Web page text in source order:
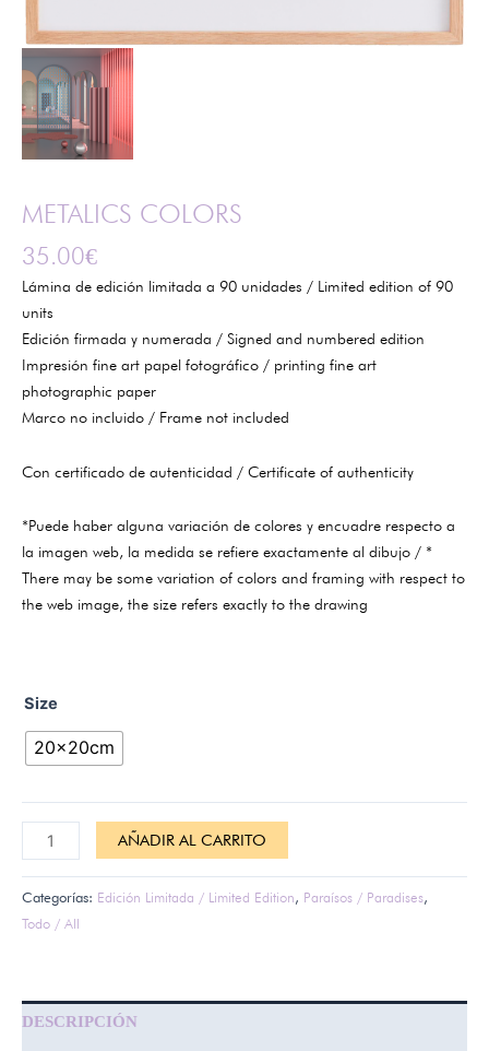
METALICS COLORS
35.00€
Lámina de edición limitada a 90 unidades / Limited edition of 90
units
Edición firmada y numerada / Signed and numbered edition
Impresión fine art papel fotográfico / printing fine art
photographic paper
Marco no incluido / Frame not included
Con certificado de autenticidad / Certificate of authenticity
*Puede haber alguna variación de colores y encuadre respecto a
la imagen web, la medida se refiere exactamente al dibujo / *
There may be some variation of colors and framing with respect to
the web image, the size refers exactly to the drawing
Size
20x20cm
AÑADIR AL CARRITO
Categorías: Edición Limitada / Limited Edition, Paraísos / Paradises,
Todo / All
DESCRIPCIÓN